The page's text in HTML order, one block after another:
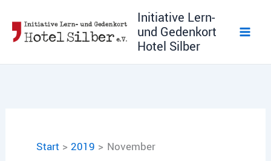
Inhalt
springen
Initiative Lern-
und Gedenkort
Hotel Silber
Start 2019 November